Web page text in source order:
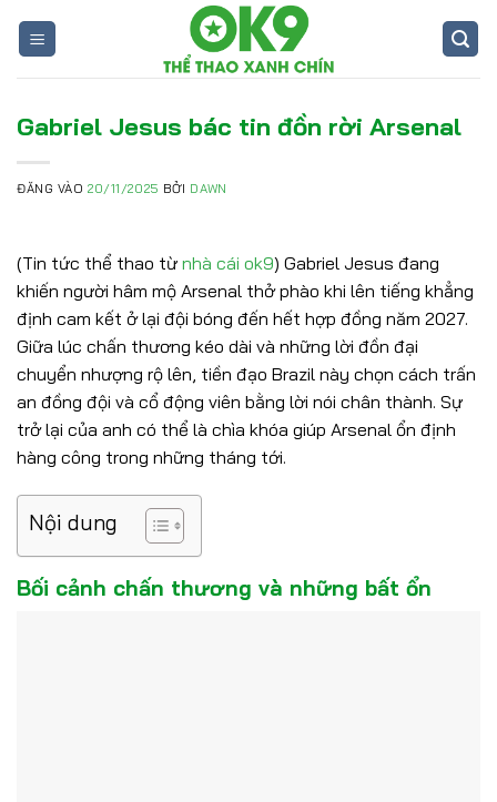
Gabriel Jesus bác tin đồn rời Arsenal
ĐĂNG VÀO20/11/2025 BỞI DAWN
(Tin tức thể thao từ nhà cái ok9) Gabriel Jesus đang
khiến người hâm mộ Arsenal thở phào khi lên tiếng khẳng
định cam kết ở lại đội bóng đến hết hợp đồng năm 2027.
Giữa lúc chấn thương kéo dài và những lời đồn đại
chuyển nhượng rộ lên, tiền đạo Brazil này chọn cách trấn
an đồng đội và cổ động viên bằng lời nói chân thành. Sự
trở lại của anh có thể là chìa khóa giúp Arsenal ổn định
hàng công trong những tháng tới.
Nội dung
Bối cảnh chấn thương và những bất ổn